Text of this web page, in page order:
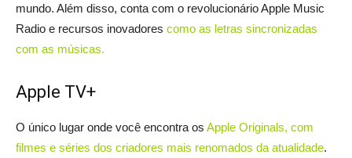
mundo. Além disso, conta com o revolucionário Apple Music
Radio e recursos inovadores como as letras sincronizadas
com as músicas.
Apple TV+
O único lugar onde você encontra os Apple Originals, com
filmes e séries dos criadores mais renomados da atualidade.